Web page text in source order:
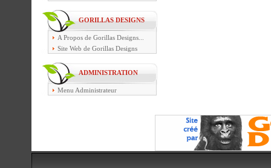
GORILLAS DESIGNS
A Propos de Gorillas Designs...
Site Web de Gorillas Designs
ADMINISTRATION
Menu Administrateur